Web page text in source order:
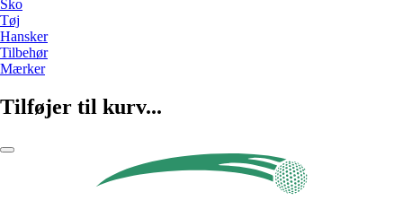
Sko
Tøj
Hansker
Tilbehør
Mærker
Tilføjer til kurv...